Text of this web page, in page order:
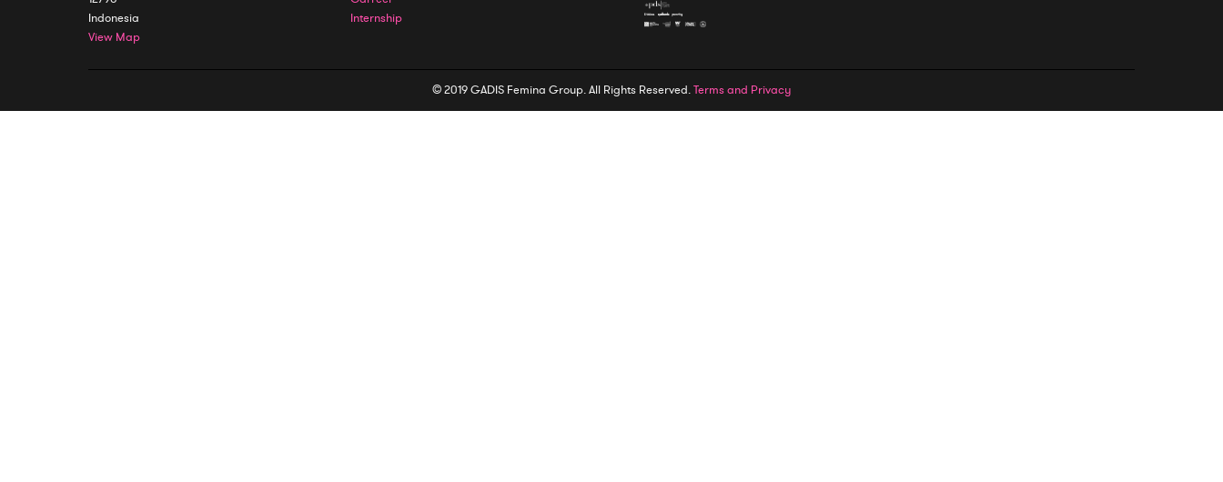
Indonesia
View Map
Internship
© 2019 GADIS Femina Group. All Rights Reserved.Terms and Privacy